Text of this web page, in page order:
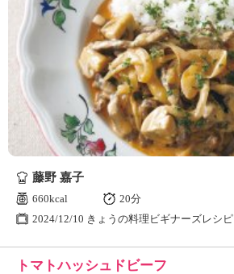
藤野 嘉子
660kcal
20分
2024/12/10 きょうの料理ビギナーズレシピ
トマトハッシュドビーフ